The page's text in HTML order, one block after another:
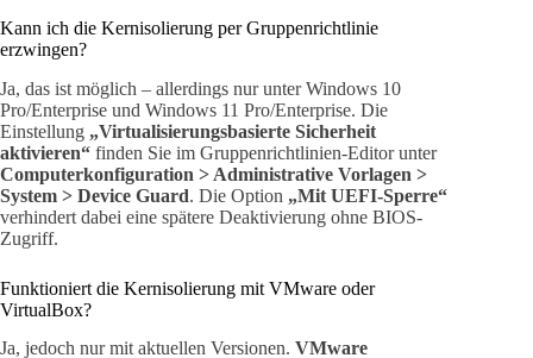
Kann ich die Kernisolierung per Gruppenrichtlinie
erzwingen?
Ja, das ist möglich – allerdings nur unter Windows 10
Pro/Enterprise und Windows 11 Pro/Enterprise. Die
Einstellung „Virtualisierungsbasierte Sicherheit
aktivieren“ finden Sie im Gruppenrichtlinien-Editor unter
Computerkonfiguration > Administrative Vorlagen >
System > Device Guard. Die Option „Mit UEFI-Sperre“
verhindert dabei eine spätere Deaktivierung ohne BIOS-
Zugriff.
Funktioniert die Kernisolierung mit VMware oder
VirtualBox?
Ja, jedoch nur mit aktuellen Versionen. VMware